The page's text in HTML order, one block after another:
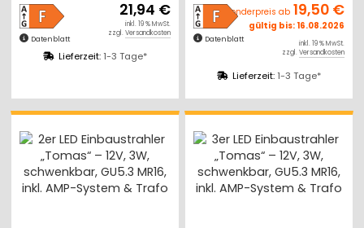
MR16 Fassung | Mit LED
Trafo
Lieferzeit:1-3 Tage*
Datenblatt
21,94 €
inkl. 19 % MwSt.
zzgl. Versandkosten
MR16 Fassung | Mit LED
Trafo
Lieferzeit:1-3 Tage*
Datenblatt
Sonderpreis ab 19,50 €
inkl. 19 % MwSt.
zzgl. Versandkosten
gültig bis: 16.08.2026